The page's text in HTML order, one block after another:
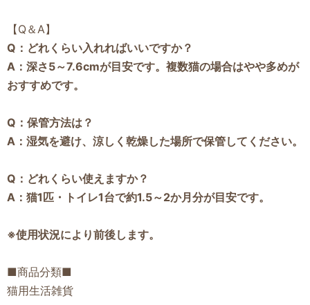
【Q＆A】
Q：どれくらい入れればいいですか？
A：深さ5～7.6cmが目安です。複数猫の場合はやや多めが
おすすめです。
Q：保管方法は？
A：湿気を避け、涼しく乾燥した場所で保管してください。
Q：どれくらい使えますか？
A：猫1匹・トイレ1台で約1.5～2か月分が目安です。
※使用状況により前後します。
■商品分類■
猫用生活雑貨